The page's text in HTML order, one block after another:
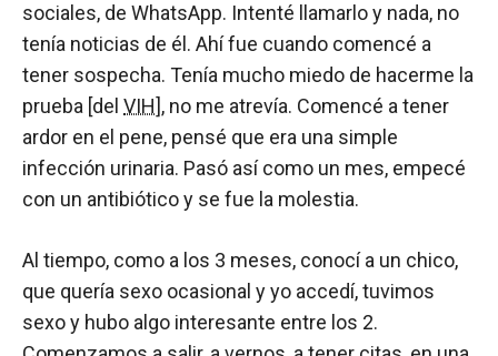
sociales, de WhatsApp. Intenté llamarlo y nada, no
tenía noticias de él. Ahí fue cuando comencé a
tener sospecha. Tenía mucho miedo de hacerme la
prueba [del VIH], no me atrevía. Comencé a tener
ardor en el pene, pensé que era una simple
infección urinaria. Pasó así como un mes, empecé
con un antibiótico y se fue la molestia.
Al tiempo, como a los 3 meses, conocí a un chico,
que quería sexo ocasional y yo accedí, tuvimos
sexo y hubo algo interesante entre los 2.